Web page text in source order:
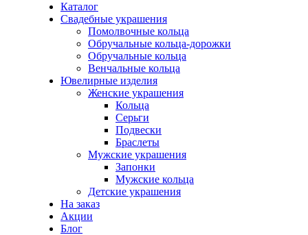
Каталог
Свадебные украшения
Помолвочные кольца
Обручальные кольца-дорожки
Обручальные кольца
Венчальные кольца
Ювелирные изделия
Женские украшения
Кольца
Серьги
Подвески
Браслеты
Мужские украшения
Запонки
Мужские кольца
Детские украшения
На заказ
Акции
Блог